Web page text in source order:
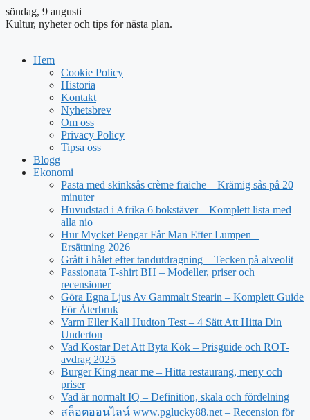
söndag, 9 augusti
Kultur, nyheter och tips för nästa plan.
Hem
Cookie Policy
Historia
Kontakt
Nyhetsbrev
Om oss
Privacy Policy
Tipsa oss
Blogg
Ekonomi
Pasta med skinksås crème fraiche – Krämig sås på 20
minuter
Huvudstad i Afrika 6 bokstäver – Komplett lista med
alla nio
Hur Mycket Pengar Får Man Efter Lumpen –
Ersättning 2026
Grått i hålet efter tandutdragning – Tecken på alveolit
Passionata T-shirt BH – Modeller, priser och
recensioner
Göra Egna Ljus Av Gammalt Stearin – Komplett Guide
För Återbruk
Varm Eller Kall Hudton Test – 4 Sätt Att Hitta Din
Underton
Vad Kostar Det Att Byta Kök – Prisguide och ROT-
avdrag 2025
Burger King near me – Hitta restaurang, meny och
priser
Vad är normalt IQ – Definition, skala och fördelning
สล็อตออนไลน์ www.pglucky88.net – Recension för